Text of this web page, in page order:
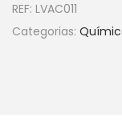
REF: LVAC011
Categorias: